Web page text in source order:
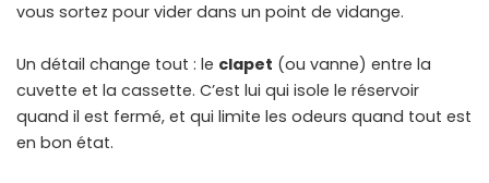
vous sortez pour vider dans un point de vidange.
Un détail change tout : le clapet (ou vanne) entre la
cuvette et la cassette. C’est lui qui isole le réservoir
quand il est fermé, et qui limite les odeurs quand tout est
en bon état.